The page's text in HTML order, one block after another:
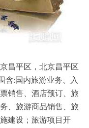
昌平区，北京昌平区
含:国内旅游业务、入
销售、酒店预订、旅
、旅游商品销售、旅
建设；旅游项目开